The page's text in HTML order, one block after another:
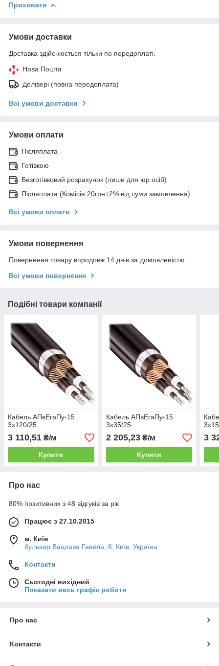
Приховати
Умови доставки
Доставка здійснюється тільки по передоплаті.
Нова Пошта
Делівері (повна передоплата)
Всі умови доставки
Умови оплати
Післяплата
Готівкою
Безготівковий розрахунок (лише для юр.осіб)
Післяплата (Комісія 20грн+2% від суми замовлення)
Всі умови оплати
Умови повернення
Повернення товару впродовж 14 днів за домовленістю
Всі умови повернення
Подібні товари компанії
Кабель АПвЕгаПу‑15
3х120/25
3 110,51 ₴/м
Купити
Кабель АПвЕгаПу‑15
3х35/25
2 205,23₴/м
Купити
3
Про нас
80% позитивних з 48 відгуків за рік
Працює з 27.10.2015
м. Київ
бульвар Вацлава Гавела, 8, Київ, Україна
Контакти
Сьогодні вихідний
Показати весь графік роботи
Про нас
Контакти